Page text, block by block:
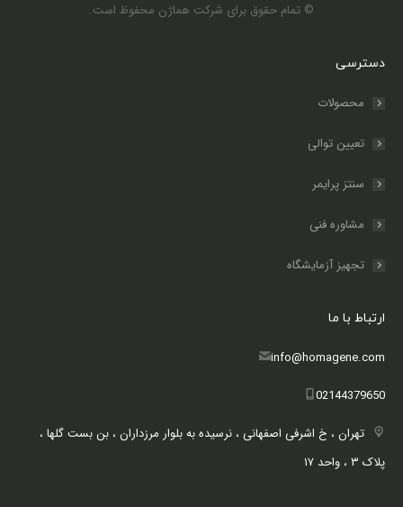
© تمام حقوق برای شرکت هماژن محفوظ است.
دسترسی
محصولات
تعیین توالی
سنتز پرایمر
مشاوره فنی
تجهیز آزمایشگاه
ارتباط با ما
info@homagene.com
02144379650
تهران ، خ اشرفی اصفهانی ، نرسیده به بلوار مرزداران ، بن بست گلها ،
پلاک ۳ ، واحد ۱۷